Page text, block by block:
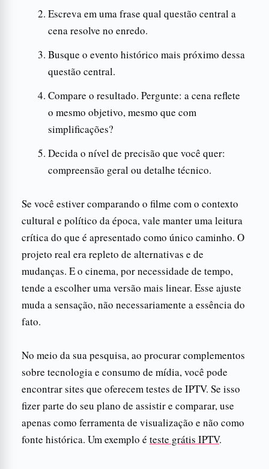
Escreva em uma frase qual questão central a
cena resolve no enredo.
Busque o evento histórico mais próximo dessa
questão central.
Compare o resultado. Pergunte: a cena reflete
o mesmo objetivo, mesmo que com
simplificações?
Decida o nível de precisão que você quer:
compreensão geral ou detalhe técnico.
Se você estiver comparando o filme com o contexto
cultural e político da época, vale manter uma leitura
crítica do que é apresentado como único caminho. O
projeto real era repleto de alternativas e de
mudanças. E o cinema, por necessidade de tempo,
tende a escolher uma versão mais linear. Esse ajuste
muda a sensação, não necessariamente a essência do
fato.
No meio da sua pesquisa, ao procurar complementos
sobre tecnologia e consumo de mídia, você pode
encontrar sites que oferecem testes de IPTV. Se isso
fizer parte do seu plano de assistir e comparar, use
apenas como ferramenta de visualização e não como
fonte histórica. Um exemplo é teste grátis IPTV.